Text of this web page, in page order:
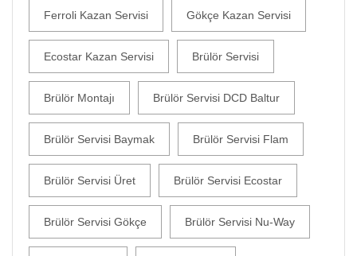
Ferroli Kazan Servisi Gökçe Kazan Servisi
Ecostar Kazan Servisi Brülör Servisi
Brülör Montajı Brülör Servisi DCD Baltur
Brülör Servisi Baymak Brülör Servisi Flam
Brülör Servisi Üret Brülör Servisi Ecostar
Brülör Servisi Gökçe Brülör Servisi Nu-Way